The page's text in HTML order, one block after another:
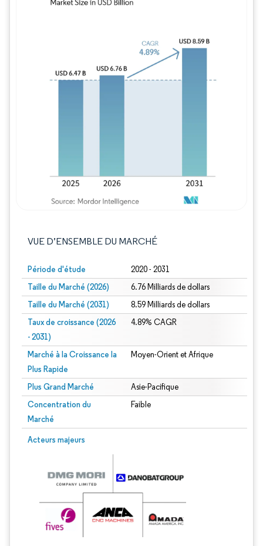
VUE D’ENSEMBLE DU MARCHÉ
Période d'étude 2020 - 2031
Taille du Marché (2026) 6.76 Milliards de dollars
Taille du Marché (2031) 8.59 Milliards de dollars
Taux de croissance (2026
- 2031)
4.89% CAGR
Marché à la Croissance la
Plus Rapide
Moyen-Orient et Afrique
Plus Grand Marché Asie-Pacifique
Concentration du
Marché
Faible
Acteurs majeurs
Image © Mordor Intelligence. La réutilisation nécessite une attribution sous CC